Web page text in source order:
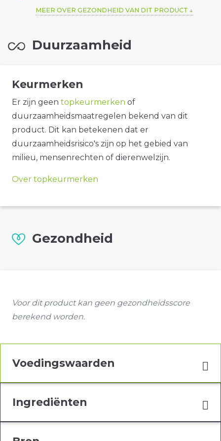
MEER OVER GEZONDHEID VAN DIT PRODUCT
Duurzaamheid
Keurmerken
Er zijn geen topkeurmerken of
duurzaamheidsmaatregelen bekend van dit
product. Dit kan betekenen dat er
duurzaamheidsrisico's zijn op het gebied van
milieu, mensenrechten of dierenwelzijn.
Over topkeurmerken
Gezondheid
Voor dit product kan geen gezondheidsscore
berekend worden.
Voedingswaarden
Ingrediënten